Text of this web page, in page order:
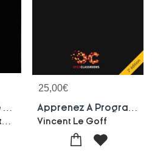
25,00€
Vincent Le Goff